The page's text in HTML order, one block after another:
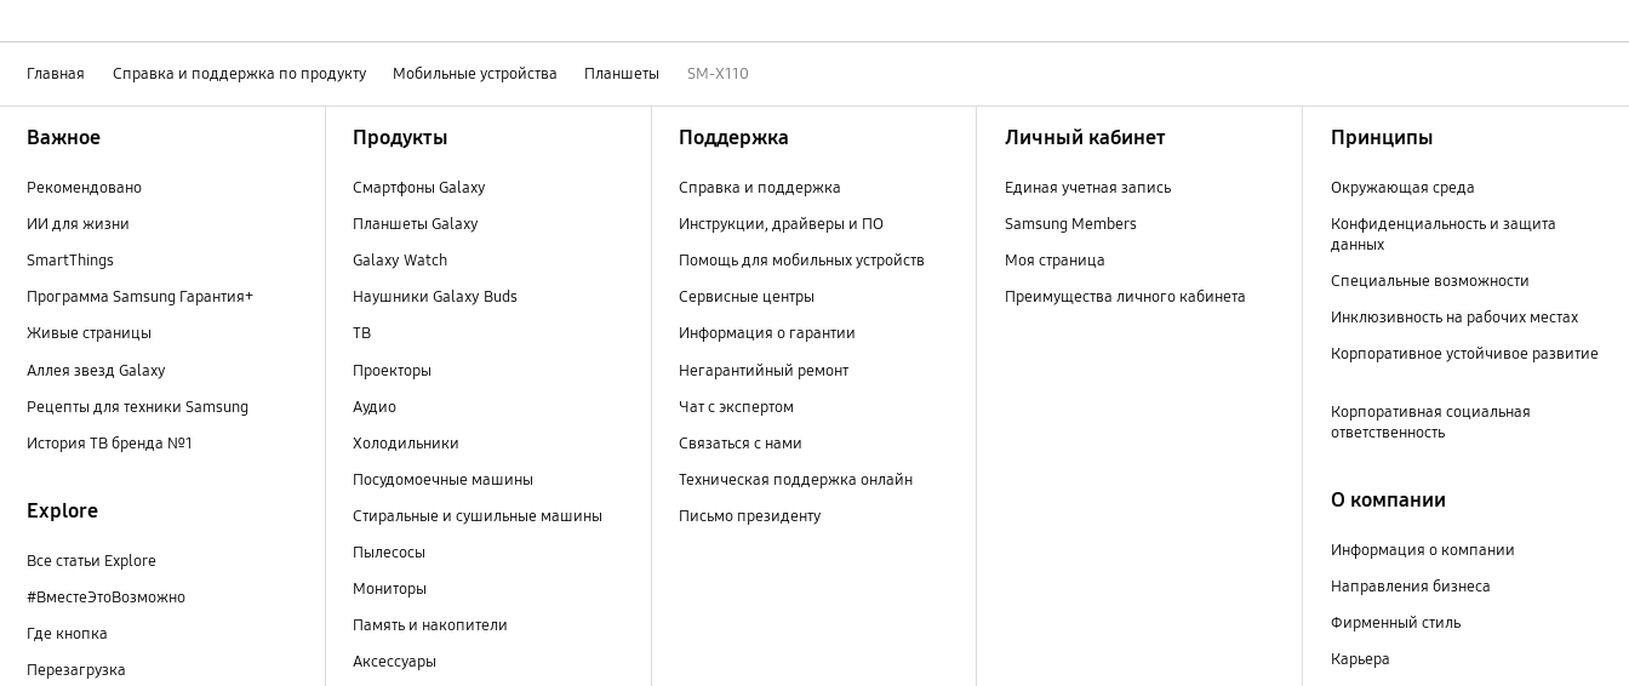
Главная Справка и поддержка по продукту Мобильные устройства Планшеты SM-X110
Важное
Рекомендовано
ИИ для жизни
SmartThings
Программа Samsung Гарантия+
Живые страницы
Аллея звезд Galaxy
Рецепты для техники Samsung
История ТВ бренда №1
Explore
Все статьи Explore
#ВместеЭтоВозможно
Где кнопка
Перезагрузка
Продукты
Смартфоны Galaxy
Планшеты Galaxy
Galaxy Watch
Наушники Galaxy Buds
ТВ
Проекторы
Аудио
Холодильники
Посудомоечные машины
Стиральные и сушильные машины
Пылесосы
Мониторы
Память и накопители
Аксессуары
Поддержка
Справка и поддержка
Инструкции, драйверы и ПО
Помощь для мобильных устройств
Сервисные центры
Информация о гарантии
Негарантийный ремонт
Чат с экспертом
Связаться с нами
Техническая поддержка онлайн
Письмо президенту
Личный кабинет
Единая учетная запись
Samsung Members
Моя страница
Преимущества личного кабинета
Принципы
Окружающая среда
Конфиденциальность и защита
данных
Специальные возможности
Инклюзивность на рабочих местах
Корпоративное устойчивое развитие
Корпоративная социальная
ответственность
О компании
Информация о компании
Направления бизнеса
Фирменный стиль
Карьера